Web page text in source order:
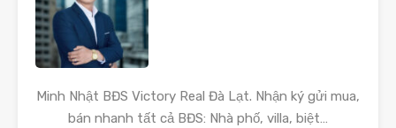
Minh Nhật BĐS Victory Real Đà Lạt. Nhận ký gửi mua,
bán nhanh tất cả BĐS: Nhà phố, villa, biệt…